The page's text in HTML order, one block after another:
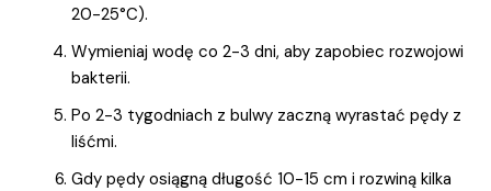
20-25°C).
Wymieniaj wodę co 2-3 dni, aby zapobiec rozwojowi
bakterii.
Po 2-3 tygodniach z bulwy zaczną wyrastać pędy z
liśćmi.
Gdy pędy osiągną długość 10-15 cm i rozwiną kilka